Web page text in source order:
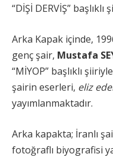
“DİŞİ DERVİŞ”
Arka Kapak içinde,
genç şair, Mustafa
“MİYOP” başlıklı
şairin eserleri, eliz
yayımlanmaktadır.
Arka kapakta; İranlı
fotoğraflı biyografisi